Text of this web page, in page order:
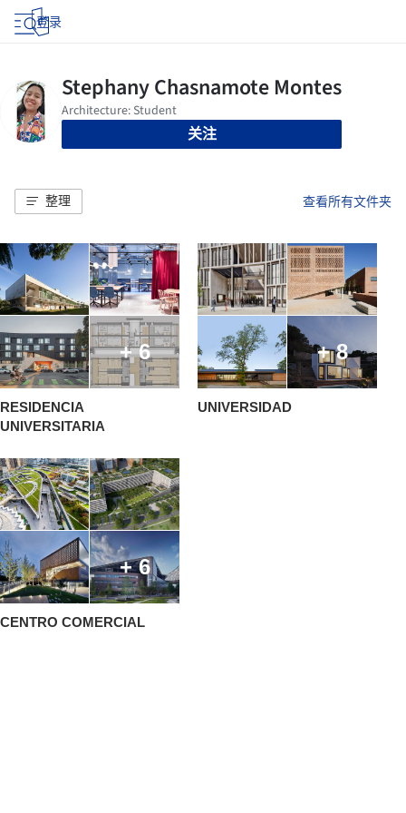
登录
关注
整理 查看所有文件夹
+ 6
RESIDENCIA
UNIVERSITARIA
+ 8
UNIVERSIDAD
+ 6
CENTRO COMERCIAL